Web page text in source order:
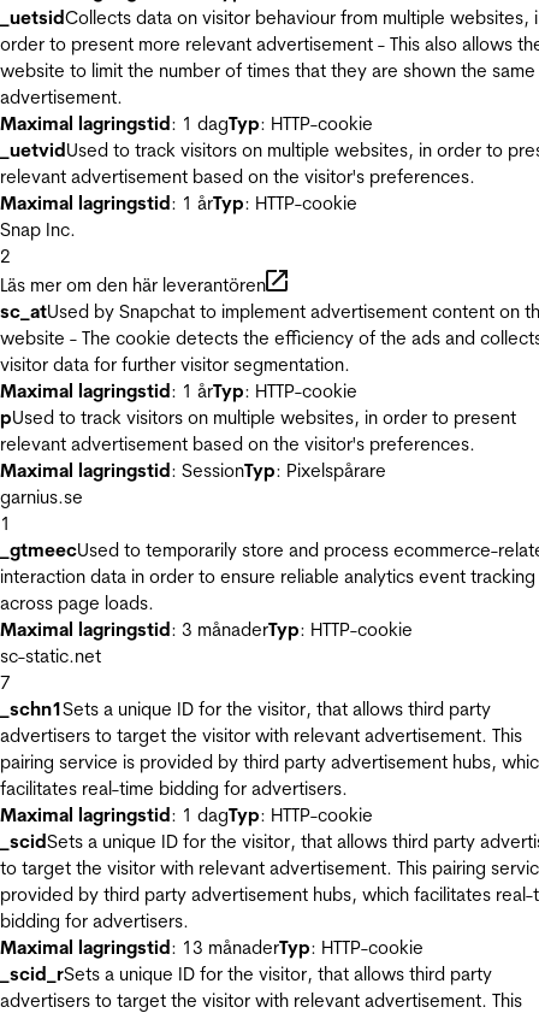
_uetsidCollects data on visitor behaviour from multiple websites,
order to present more relevant advertisement - This also allows
website to limit the number of times that they are shown the same
advertisement.
Maximal lagringstid: 1 dagTyp: HTTP-cookie
_uetvidUsed to track visitors on multiple websites, in order to
relevant advertisement based on the visitor's preferences.
Maximal lagringstid: 1 årTyp: HTTP-cookie
Snap Inc.
2
Läs mer om den här leverantören
sc_atUsed by Snapchat to implement advertisement content on
website - The cookie detects the efficiency of the ads and
visitor data for further visitor segmentation.
Maximal lagringstid: 1 årTyp: HTTP-cookie
pUsed to track visitors on multiple websites, in order to present
relevant advertisement based on the visitor's preferences.
Maximal lagringstid: SessionTyp: Pixelspårare
garnius.se
1
_gtmeecUsed to temporarily store and process ecommerce-
interaction data in order to ensure reliable analytics event tracking
across page loads.
Maximal lagringstid: 3 månaderTyp: HTTP-cookie
sc-static.net
7
_schn1Sets a unique ID for the visitor, that allows third party
advertisers to target the visitor with relevant advertisement. This
pairing service is provided by third party advertisement hubs,
facilitates real-time bidding for advertisers.
Maximal lagringstid: 1 dagTyp: HTTP-cookie
_scidSets a unique ID for the visitor, that allows third party
to target the visitor with relevant advertisement. This pairing
provided by third party advertisement hubs, which facilitates real-
bidding for advertisers.
Maximal lagringstid: 13 månaderTyp: HTTP-cookie
_scid_rSets a unique ID for the visitor, that allows third party
advertisers to target the visitor with relevant advertisement. This